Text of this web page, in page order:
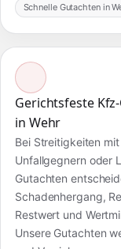
Schnelle Gutachten in
Gerichtsfeste
in Wehr
Bei Streitigkeiten
Unfallgegnern oder
Gutachten
Schadenhergang,
Restwert und
Unsere Gutachten